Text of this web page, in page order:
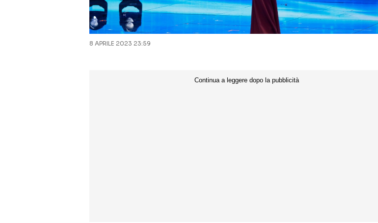
8 APRILE 2023 23:59